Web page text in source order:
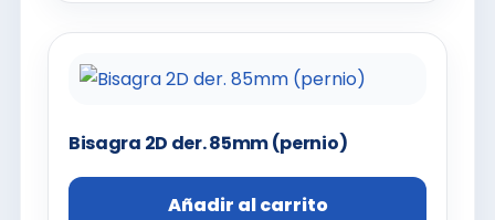
Bisagra 2D der. 85mm (pernio)
Añadir al carrito